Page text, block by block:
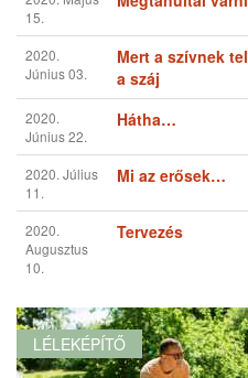
2020.
Augusztus
10.
Tervezés
LÉLEKÉPÍTŐ
Mi kerül az asztalunkra?
2020. Május 28.